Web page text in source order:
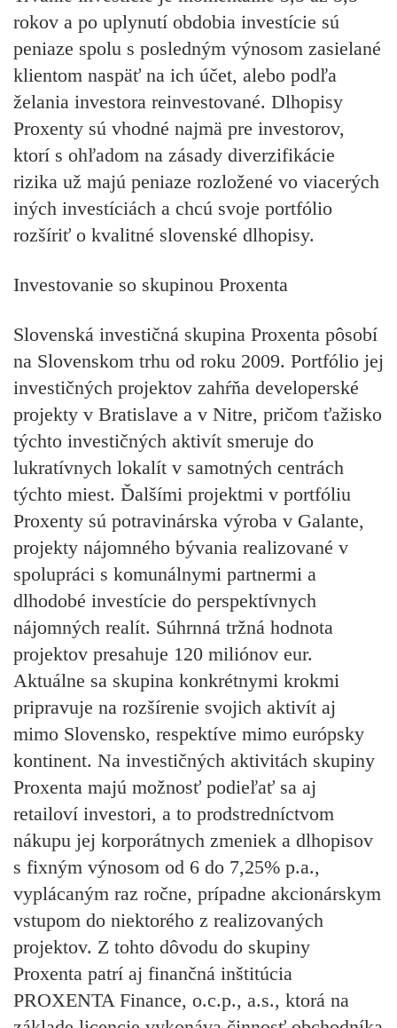
rokov a po uplynutí obdobia investície sú
peniaze spolu s posledným výnosom zasielané
klientom naspäť na ich účet, alebo podľa
želania investora reinvestované. Dlhopisy
Proxenty sú vhodné najmä pre investorov,
ktorí s ohľadom na zásady diverzifikácie
rizika už majú peniaze rozložené vo viacerých
iných investíciách a chcú svoje portfólio
rozšíriť o kvalitné slovenské dlhopisy.
Investovanie so skupinou Proxenta
Slovenská investičná skupina Proxenta pôsobí
na Slovenskom trhu od roku 2009. Portfólio jej
investičných projektov zahŕňa developerské
projekty v Bratislave a v Nitre, pričom ťažisko
týchto investičných aktivít smeruje do
lukratívnych lokalít v samotných centrách
týchto miest. Ďalšími projektmi v portfóliu
Proxenty sú potravinárska výroba v Galante,
projekty nájomného bývania realizované v
spolupráci s komunálnymi partnermi a
dlhodobé investície do perspektívnych
nájomných realít. Súhrnná tržná hodnota
projektov presahuje 120 miliónov eur.
Aktuálne sa skupina konkrétnymi krokmi
pripravuje na rozšírenie svojich aktivít aj
mimo Slovensko, respektíve mimo európsky
kontinent. Na investičných aktivitách skupiny
Proxenta majú možnosť podieľať sa aj
retailoví investori, a to prodstredníctvom
nákupu jej korporátnych zmeniek a dlhopisov
s fixným výnosom od 6 do 7,25% p.a.,
vyplácaným raz ročne, prípadne akcionárskym
vstupom do niektorého z realizovaných
projektov. Z tohto dôvodu do skupiny
Proxenta patrí aj finančná inštitúcia
PROXENTA Finance, o.c.p., a.s., ktorá na